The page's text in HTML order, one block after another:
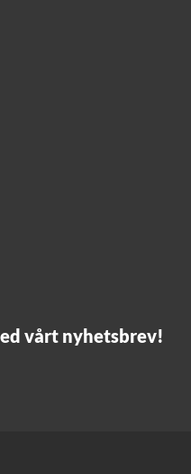
vårt nyhetsbrev!